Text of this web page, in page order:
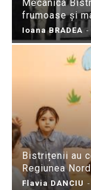
Mecanica
frumoase și
Ioana BRADEA -
Bistrițenii au
Regiunea
Flavia DANCIU -